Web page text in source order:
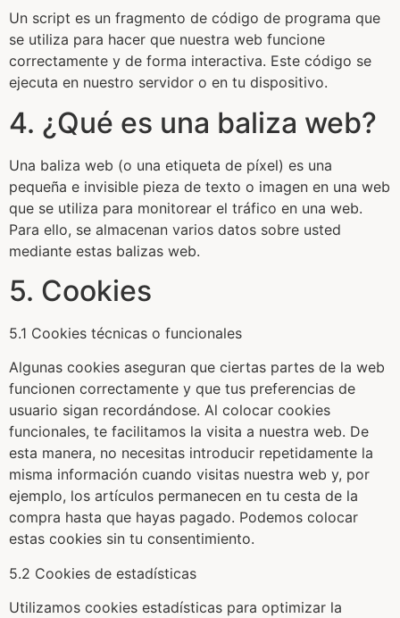
Un script es un fragmento de código de programa que
se utiliza para hacer que nuestra web funcione
correctamente y de forma interactiva. Este código se
ejecuta en nuestro servidor o en tu dispositivo.
4. ¿Qué es una baliza web?
Una baliza web (o una etiqueta de píxel) es una
pequeña e invisible pieza de texto o imagen en una web
que se utiliza para monitorear el tráfico en una web.
Para ello, se almacenan varios datos sobre usted
mediante estas balizas web.
5. Cookies
5.1 Cookies técnicas o funcionales
Algunas cookies aseguran que ciertas partes de la web
funcionen correctamente y que tus preferencias de
usuario sigan recordándose. Al colocar cookies
funcionales, te facilitamos la visita a nuestra web. De
esta manera, no necesitas introducir repetidamente la
misma información cuando visitas nuestra web y, por
ejemplo, los artículos permanecen en tu cesta de la
compra hasta que hayas pagado. Podemos colocar
estas cookies sin tu consentimiento.
5.2 Cookies de estadísticas
Utilizamos cookies estadísticas para optimizar la